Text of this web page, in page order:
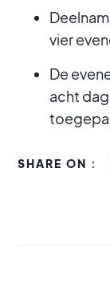
vier
De
acht
SHARE ON :